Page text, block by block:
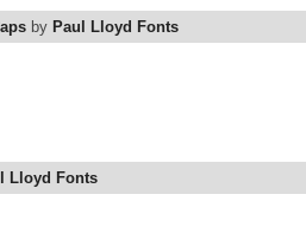
by Paul Lloyd Fonts
Lloyd Fonts